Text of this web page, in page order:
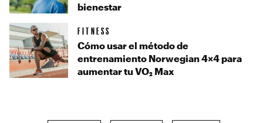
bienestar
FITNESS
Cómo usar el método de
entrenamiento Norwegian 4×4 para
aumentar tu VO₂ Max